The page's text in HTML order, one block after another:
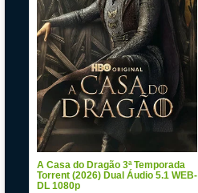
A Casa do Dragão 3ª Temporada
Torrent (2026) Dual Áudio 5.1 WEB-
DL 1080p